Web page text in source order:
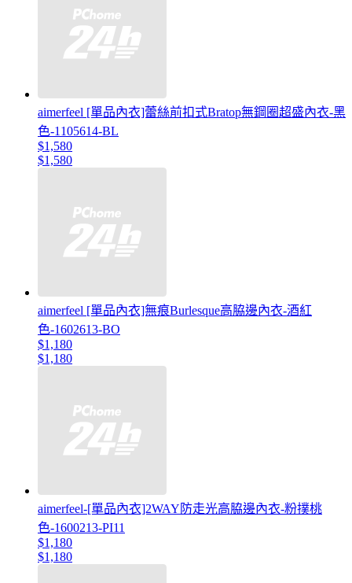
aimerfeel [單品內衣]蕾絲前扣式Bratop無鋼圈超盛內衣-黑
色-1105614-BL
$1,580
$1,580
aimerfeel [單品內衣]無痕Burlesque高脇邊內衣-酒紅
色-1602613-BO
$1,180
$1,180
aimerfeel-[單品內衣]2WAY防走光高脇邊內衣-粉撲桃
色-1600213-PI11
$1,180
$1,180